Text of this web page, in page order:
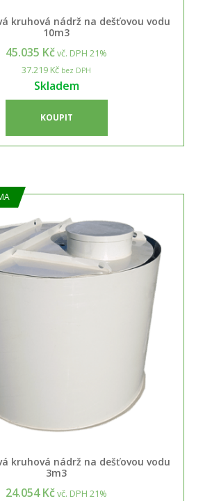
kruhová nádrž na dešťovou vodu
10m3
45.035 Kčvč. DPH 21%
37.219 Kč bez DPH
Skladem
KOUPIT
kruhová nádrž na dešťovou vodu
3m3
24.054 Kčvč. DPH 21%